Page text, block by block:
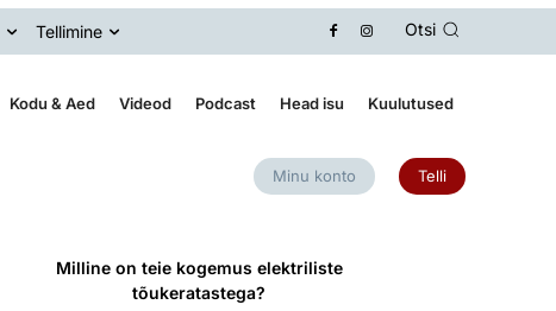
Tellimine Otsi
Kodu & Aed Videod Podcast Head isu Kuulutused
Minu konto Telli
Milline on teie kogemus elektriliste
tõukeratastega?